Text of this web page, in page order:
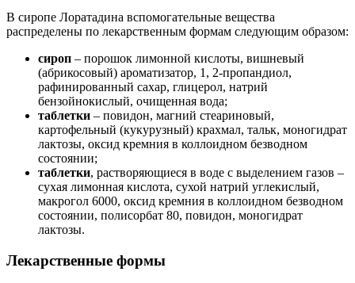
В сиропе Лоратадина вспомогательные вещества
распределены по лекарственным формам следующим образом:
сироп – порошок лимонной кислоты, вишневый
(абрикосовый) ароматизатор, 1, 2-пропандиол,
рафинированный сахар, глицерол, натрий
бензойнокислый, очищенная вода;
таблетки – повидон, магний стеариновый,
картофельный (кукурузный) крахмал, тальк, моногидрат
лактозы, оксид кремния в коллоидном безводном
состоянии;
таблетки, растворяющиеся в воде с выделением газов –
сухая лимонная кислота, сухой натрий углекислый,
макрогол 6000, оксид кремния в коллоидном безводном
состоянии, полисорбат 80, повидон, моногидрат
лактозы.
Лекарственные формы